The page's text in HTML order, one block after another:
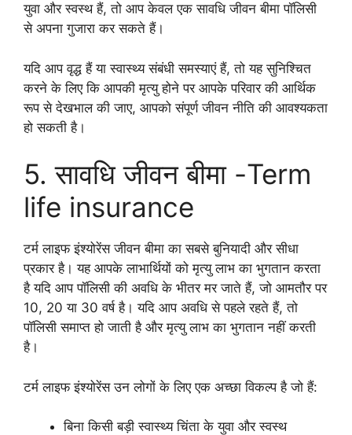
युवा और स्वस्थ हैं, तो आप केवल एक सावधि जीवन बीमा पॉलिसी
से अपना गुजारा कर सकते हैं।
यदि आप वृद्ध हैं या स्वास्थ्य संबंधी समस्याएं हैं, तो यह सुनिश्चित
करने के लिए कि आपकी मृत्यु होने पर आपके परिवार की आर्थिक
रूप से देखभाल की जाए, आपको संपूर्ण जीवन नीति की आवश्यकता
हो सकती है।
5. सावधि जीवन बीमा -Term
life insurance
टर्म लाइफ इंश्योरेंस जीवन बीमा का सबसे बुनियादी और सीधा
प्रकार है। यह आपके लाभार्थियों को मृत्यु लाभ का भुगतान करता
है यदि आप पॉलिसी की अवधि के भीतर मर जाते हैं, जो आमतौर पर
10, 20 या 30 वर्ष है। यदि आप अवधि से पहले रहते हैं, तो
पॉलिसी समाप्त हो जाती है और मृत्यु लाभ का भुगतान नहीं करती
है।
टर्म लाइफ इंश्योरेंस उन लोगों के लिए एक अच्छा विकल्प है जो हैं:
बिना किसी बड़ी स्वास्थ्य चिंता के युवा और स्वस्थ